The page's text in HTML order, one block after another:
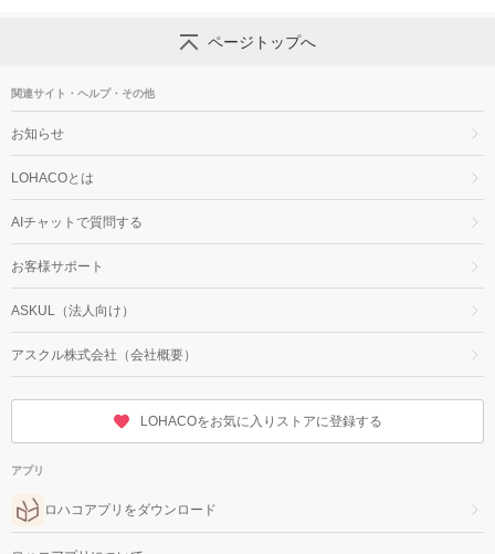
ページトップへ
関連サイト・ヘルプ・その他
お知らせ
LOHACOとは
AIチャットで質問する
お客様サポート
ASKUL（法人向け）
アスクル株式会社（会社概要）
LOHACOをお気に入りストアに登録する
アプリ
ロハコアプリをダウンロード